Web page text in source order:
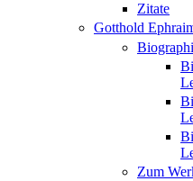
Zitate
Gotthold
Zum